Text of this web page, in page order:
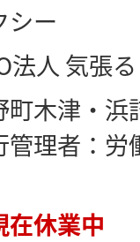
シー
法人 気張
木津・
理者：
休業中